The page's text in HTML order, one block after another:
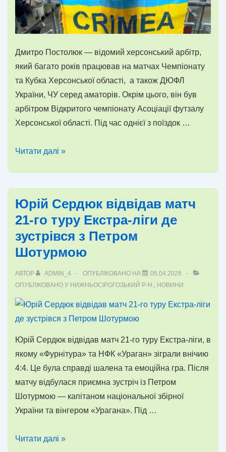
Дмитро Постолюк — відомий херсонський арбітр,
який багато років працював на матчах Чемпіонату
та Кубка Херсонської області, а також ДЮФЛ
України, ЧУ серед аматорів. Окрім цього, він був
арбітром Відкритого чемпіонату Асоціації футзалу
Херсонської області. Під час однієї з поїздок …
Рубрика:
за
кордоном.
№14
Дмитро
Читати далі »
Юрій Сердюк відвідав матч
21-го туру Екстра-ліги де
зустрівся з Петром
Шотурмою
АВТОР ADMIN_4 ОПУБЛІКОВАНО НА
05.04.2026
ОПУБЛІКОВАНО У НИЖНЬОСІРОГОЗЬКИЙ Р-Н., НОВИНИ
Юрій Сердюк відвідав матч 21-го туру Екстра-ліги, в
якому «Фурнітура» та НФК «Ураган» зіграли внічию
4:4. Це була справді шалена та емоційна гра. Після
матчу відбулася приємна зустріч із Петром
Шотурмою — капітаном національної збірної
України та вінгером «Урагана». Під …
Юрій
Читати далі »